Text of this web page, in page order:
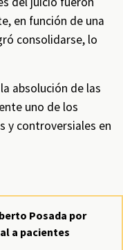
en función de una
consolidarse, lo
absolución de las
uno de los
y controversiales en
Posada por
a pacientes